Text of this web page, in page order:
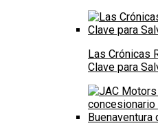
Las Crónicas
Clave para